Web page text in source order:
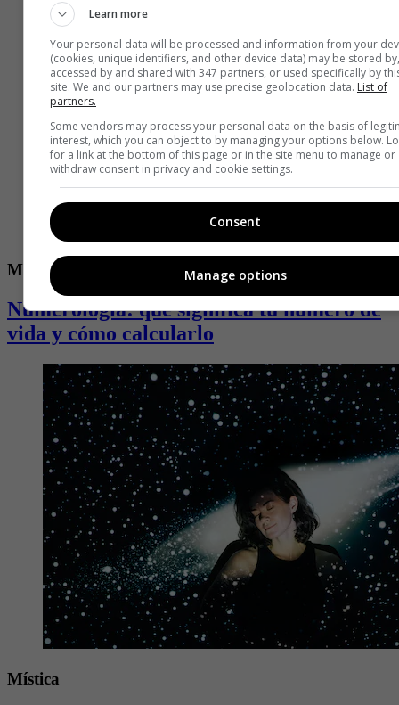
Mística
Numerología: qué significa tu número de
vida y cómo calcularlo
Mística
Learn more
Your personal data will be processed and information from your
(cookies, unique identifiers, and other device data) may be stored by,
accessed by and shared with 347 partners, or used specifically by
site. We and our partners may use precise geolocation data. List of
partners.
Some vendors may process your personal data on the basis of
interest, which you can object to by managing your options below.
for a link at the bottom of this page or in the site menu to manage or
withdraw consent in privacy and cookie settings.
Consent
Manage options